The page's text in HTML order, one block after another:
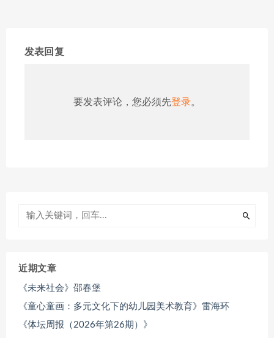
发表回复
要发表评论，您必须先登录。
近期文章
《未来社会》邵春堡
《童心童画：多元文化下的幼儿园美术教育》雷海环
《体坛周报（2026年第26期）》